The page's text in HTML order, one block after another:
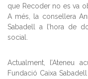
que Recoder no es va
A més, la consellera
Sabadell a l’hora de
social.
Actualment, l’Ateneu
Fundació Caixa